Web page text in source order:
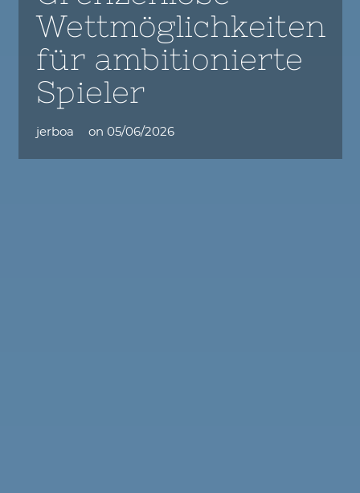
Wettmöglichkeiten
für ambitionierte
Spieler
jerboa on 05/06/2026